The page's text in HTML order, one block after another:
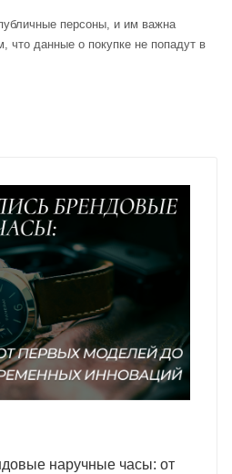
персоны, и им важна
что данные о покупке не попадут в
наручные часы: от